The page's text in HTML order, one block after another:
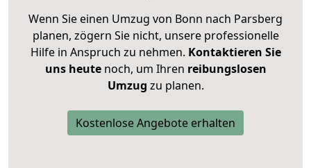
Wenn Sie einen Umzug von Bonn nach Parsberg
planen, zögern Sie nicht, unsere professionelle
Hilfe in Anspruch zu nehmen. Kontaktieren Sie
uns heutenoch, um Ihren reibungslosen
Umzug zu planen.
Kostenlose Angebote erhalten